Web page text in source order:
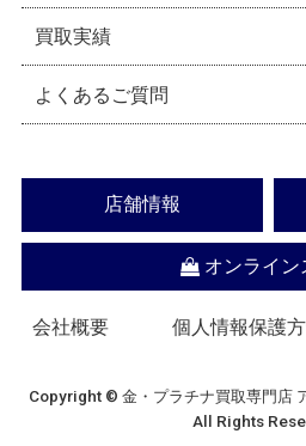
買取実績
よくあるご質問
店舗情報
オンライン
会社概要 個人情報保護
Copyright © 金・プラチナ買取専門店
All Rights